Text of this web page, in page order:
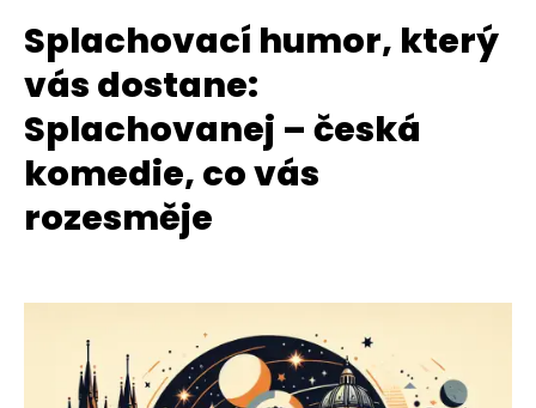
Splachovací humor, který
vás dostane:
Splachovanej – česká
komedie, co vás
rozesměje